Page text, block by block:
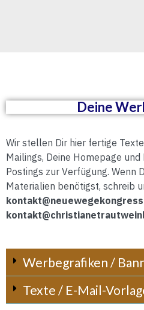
Deine
Wir stellen Dir hier fertige
Mailings, Deine Homepage und
Postings zur Verfügung. Wenn
Materialien benötigst, schreib
Werbegrafiken /
Texte / E-Mail-